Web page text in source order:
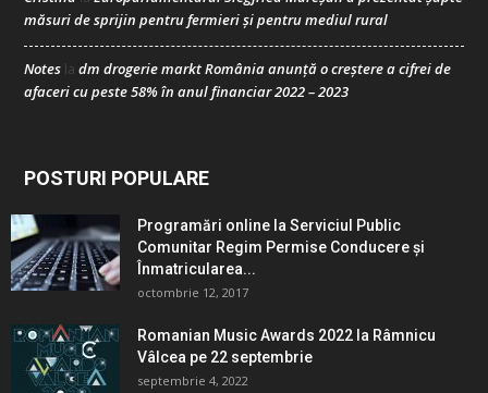
măsuri de sprijin pentru fermieri și pentru mediul rural
Notes la dm drogerie markt România anunță o creștere a cifrei de
afaceri cu peste 58% în anul financiar 2022 – 2023
POSTURI POPULARE
Programări online la Serviciul Public
Comunitar Regim Permise Conducere şi
Înmatricularea...
octombrie 12, 2017
Romanian Music Awards 2022 la Râmnicu
Vâlcea pe 22 septembrie
septembrie 4, 2022